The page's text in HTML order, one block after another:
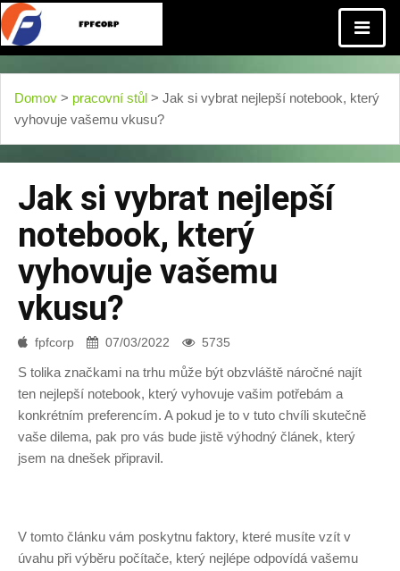
Domov > pracovní stůl > Jak si vybrat nejlepší notebook, který
vyhovuje vašemu vkusu?
Jak si vybrat nejlepší
notebook, který
vyhovuje vašemu
vkusu?
fpfcorp 07/03/2022 5735
S tolika značkami na trhu může být obzvláště náročné najít
ten nejlepší notebook, který vyhovuje vašim potřebám a
konkrétním preferencím. A pokud je to v tuto chvíli skutečně
vaše dilema, pak pro vás bude jistě výhodný článek, který
jsem na dnešek připravil.
V tomto článku vám poskytnu faktory, které musíte vzít v
úvahu při výběru počítače, který nejlépe odpovídá vašemu